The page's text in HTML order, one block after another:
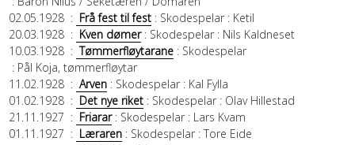
02.05.1928: Frå fest til fest: Skodespelar: Ketil
20.03.1928: Kven dømer: Skodespelar: Nils Kaldneset
10.03.1928: Tømmerfløytarane: Skodespelar
: Pål Koja, tømmerfløytar
11.02.1928: Arven: Skodespelar: Kal Fylla
01.02.1928: Det nye riket: Skodespelar: Olav Hillestad
21.11.1927 : Friarar: Skodespelar: Lars Kvam
01.11.1927 : Læraren: Skodespelar: Tore Eide